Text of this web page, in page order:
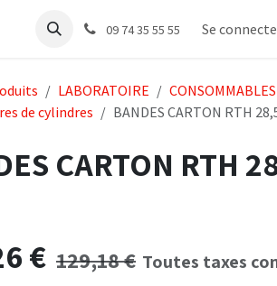
Support09 74 35 55 55 Se
LABORATOIRE CONSOMMABLES
de cylindres
BANDES CARTON RTH
CARTON RTH
€ 129,18€ Toutes taxes